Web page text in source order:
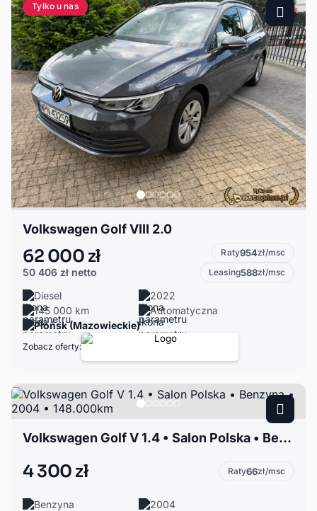
Tylko u nas
Volkswagen Golf VIII 2.0
62 000 zł
50 406 zł netto
Raty954zł/msc
Leasing588zł/msc
Diesel
2022
145 000 km
Automatyczna
Płońsk (Mazowieckie)
Zobacz oferty:
Volkswagen Golf V 1.4 • Salon Polska • Benzyna • 2004 • 148.000km
4 300 zł Raty66zł/msc
Benzyna
2004